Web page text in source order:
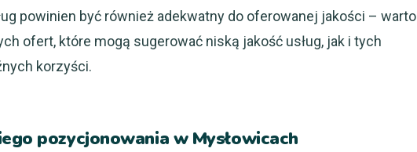
powinien być również adekwatny do oferowanej jakości – warto
ofert, które mogą sugerować niską jakość usług, jak i tych
korzyści.
pozycjonowania w Mysłowicach